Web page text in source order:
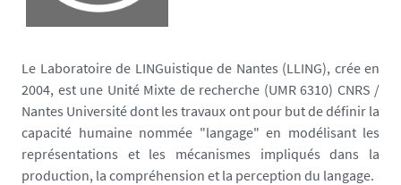
Le Laboratoire de LINGuistique de Nantes (LLING), crée en
2004, est une Unité Mixte de recherche (UMR 6310) CNRS /
Nantes Université dont les travaux ont pour but de définir la
capacité humaine nommée "langage" en modélisant les
représentations et les mécanismes impliqués dans la
production, la compréhension et la perception du langage.